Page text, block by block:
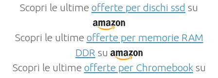
Scopri le ultime offerte per dischi ssd su
Scopri le ultime offerte per memorie RAM
DDR su
Scopri le ultime offerte per Chromebooksu